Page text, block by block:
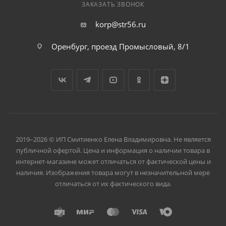
Для прямошлифовальных машин: нет
Вес нетто: 0.25 кг
ЗАКАЗАТЬ ЗВОНОК
korp@str56.ru
Оренбург, проезд Промысловый, 8/1
2019–2026 © ИП Смитиенко Елена Владимировна. Не является
публичной офертой. Цена и информация о наличии товара в
интернет-магазине может отличаться от фактической цены и
наличия. Изображения товара могут в незначительной мере
отличаться от их фактического вида.